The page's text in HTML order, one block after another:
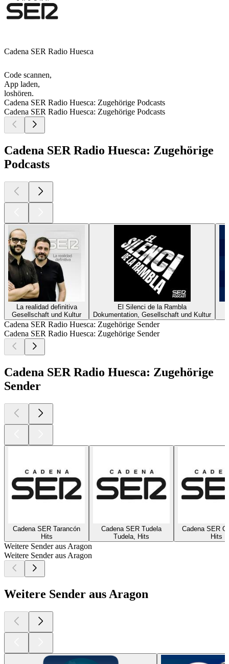
Cadena SER Radio Huesca
Code scannen,
App laden,
loshören.
Cadena SER Radio Huesca: Zugehörige Podcasts
Cadena SER Radio Huesca: Zugehörige Podcasts
Cadena SER Radio Huesca: Zugehörige
Podcasts
La realidad definitiva
Gesellschaft und Kultur
El Silenci de la Rambla
Dokumentation, Gesellschaft und Kultur
Cadena SER Radio Huesca: Zugehörige Sender
Cadena SER Radio Huesca: Zugehörige Sender
Cadena SER Radio Huesca: Zugehörige
Sender
Cadena SER Tarancón
Hits
Cadena SER Tudela
Tudela, Hits
Cadena SER
Hits
Weitere Sender aus Aragon
Weitere Sender aus Aragon
Weitere Sender aus Aragon